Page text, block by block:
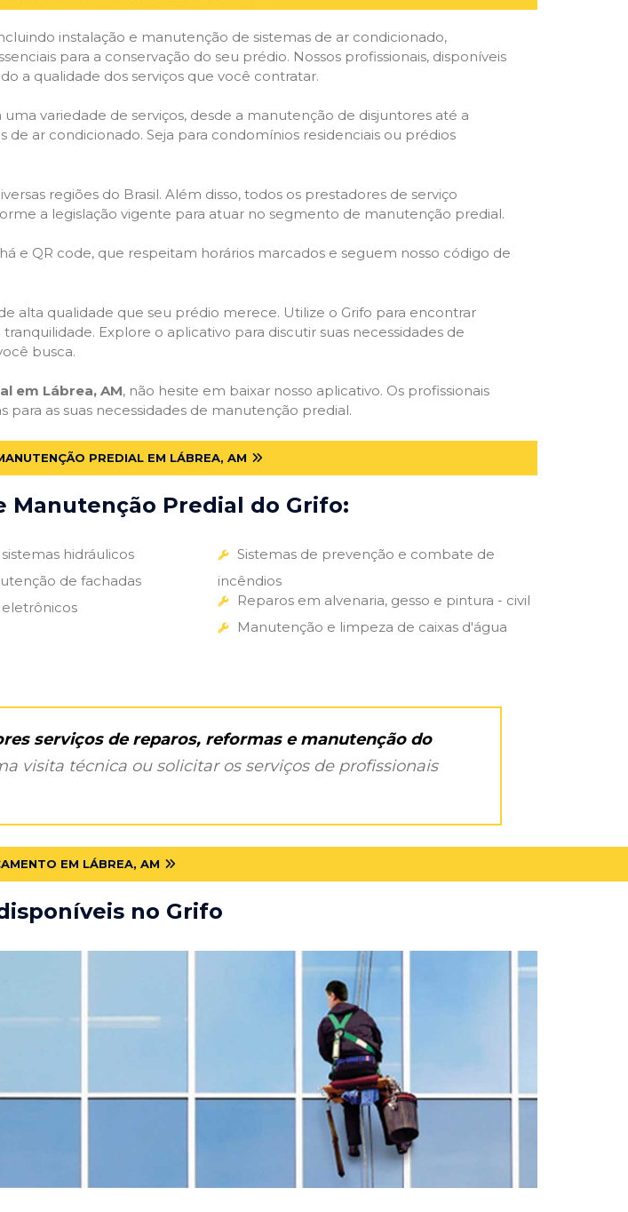
instalação e manutenção de sistemas de ar condicionado,
para a conservação do seu prédio. Nossos profissionais, disponíveis
a qualidade dos serviços que você contratar.
variedade de serviços, desde a manutenção de disjuntores até a
ar condicionado. Seja para condomínios residenciais ou prédios
regiões do Brasil. Além disso, todos os prestadores de serviço
a legislação vigente para atuar no segmento de manutenção predial.
e QR code, que respeitam horários marcados e seguem nosso código de
alta qualidade que seu prédio merece. Utilize o Grifo para encontrar
Explore o aplicativo para discutir suas necessidades de
busca.
em Lábrea, AM, não hesite em baixar nosso aplicativo. Os profissionais
as suas necessidades de manutenção predial.
PREDIAL EM LÁBREA, AM
Manutenção Predial do Grifo:
hidráulicos
de fachadas
Sistemas de prevenção e combate de
incêndios
Reparos em alvenaria, gesso e pintura - civil
Manutenção e limpeza de caixas d'água
serviços de reparos, reformas e manutenção do
visita técnica ou solicitar os serviços de profissionais
EM LÁBREA, AM
no Grifo